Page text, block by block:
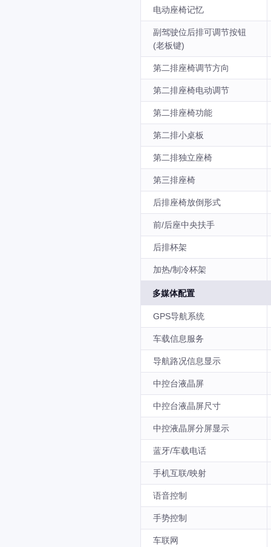
电动座椅记忆
副驾驶位后排可调节按钮
(老板键)
第二排座椅调节方向
第二排座椅电动调节
第二排座椅功能
第二排小桌板
第二排独立座椅
第三排座椅
后排座椅放倒形式
前/后座中央扶手
后排杯架
加热/制冷杯架
多媒体配置
GPS导航系统
车载信息服务
导航路况信息显示
中控台液晶屏
中控台液晶屏尺寸
中控液晶屏分屏显示
蓝牙/车载电话
手机互联/映射
语音控制
手势控制
车联网